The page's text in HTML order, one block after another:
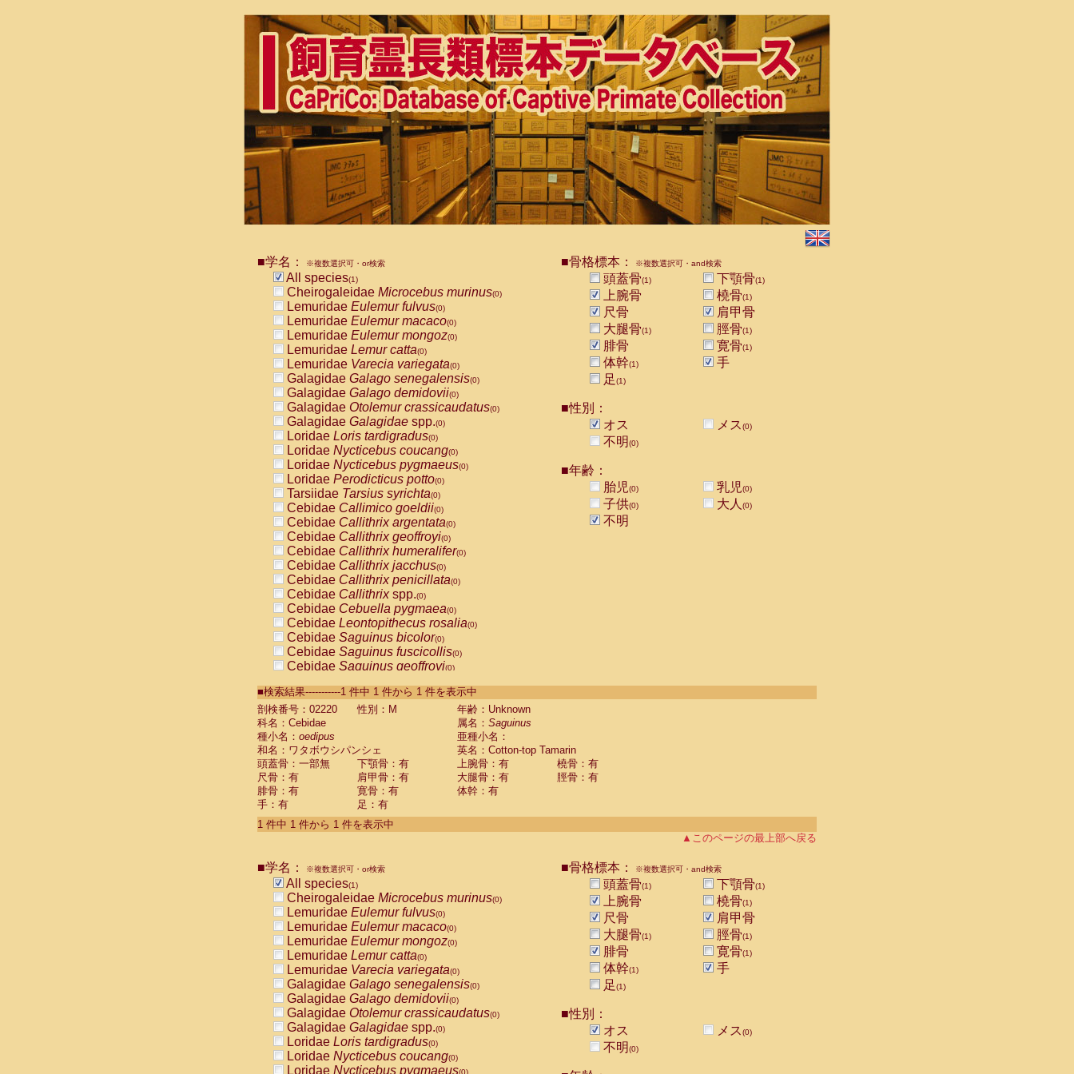
■学名： ※複数選択可・or検索
All species(1)
Cheirogaleidae Microcebus murinus(0)
Lemuridae Eulemur fulvus(0)
Lemuridae Eulemur macaco(0)
Lemuridae Eulemur mongoz(0)
Lemuridae Lemur catta(0)
Lemuridae Varecia variegata(0)
Galagidae Galago senegalensis(0)
Galagidae Galago demidovii(0)
Galagidae Otolemur crassicaudatus(0)
Galagidae Galagidae spp.(0)
Loridae Loris tardigradus(0)
Loridae Nycticebus coucang(0)
Loridae Nycticebus pygmaeus(0)
Loridae Perodicticus potto(0)
Tarsiidae Tarsius syrichta(0)
Cebidae Callimico goeldii(0)
Cebidae Callithrix argentata(0)
Cebidae Callithrix geoffroyi(0)
Cebidae Callithrix humeralifer(0)
Cebidae Callithrix jacchus(0)
Cebidae Callithrix penicillata(0)
Cebidae Callithrixspp.(0)
Cebidae Cebuella pygmaea(0)
Cebidae Leontopithecus rosalia(0)
Cebidae Saguinus bicolor(0)
Cebidae Saguinus fuscicollis(0)
Cebidae Saguinus geoffroyi(0)
CebidaeSaguinus labiatus(0)
Cebidae Saguinus leucopus (0)
Cebidae
Cebidae
CebidaeSaguinus nigricollis (0)
Cebidae Saguinus oedipus
Cebidae Saguinus weddelli
Cebidae Saguinusspp.
Cebidae Aotus trivirgatus
Cebidae Cebus albifrons
CebidaeCebus nigrivittatus
CebidaeCebus
CebidaeSaimiri boliviensis(0)
CebidaeSaimiri sciureus(0)
AtelidaeAlouatta caraya(0)
AtelidaeAlouatta fusca(0)
AtelidaeAlouatta seniculus
AtelidaeAlouattaspp.(0)
AtelidaeAteles belzebuth(0)
AtelidaeAteles geoffroyi(0)
AtelidaeAteles paniscus(0)
AtelidaeAtelesspp.(0)
Atelidae Lagothrix lagothricha
AtelidaeLagothrix lagothricha cana
PitheciidaeCacajao calvus rubicundus
■骨格標本： ※複数選択可・and検索
頭蓋骨(1) 下顎骨(1)
上腕骨 橈骨(1)
尺骨
肩甲骨
大腿骨(1) 脛骨(1)
腓骨 寛骨(1)
体幹(1)
手
足(1)
■性別：
オス
メス(0)
不明(0)
■年齢：
胎児(0) 乳児(0)
子供(0) 大人 (0)
不明
■検索結果-----------1 件中 1 件から 1 件を表示中
剖検番号：02220
性別：M
年齢：Unknown
科名：Cebidae
属名： Saguinus
種小名： oedipus
亜種小名：
和名：ワタボウシパンシェ
英名：Cotton-top Tamarin
頭蓋骨：一部無
下顎骨：有 上腕骨：有
橈骨：有
尺骨：有
肩甲骨：有 大腿骨：有
脛骨：有
腓骨：有
寛骨：有
体幹：有
手：有
足：有
1 件中 1 件から 1 件を表示中
▲このページの最上部へ戻る
■学名： ※複数選択可・or検索
All species(1)
Cheirogaleidae Microcebus murinus(0)
Lemuridae Eulemur fulvus(0)
Lemuridae Eulemur macaco(0)
Lemuridae Eulemur mongoz(0)
Lemuridae Lemur catta(0)
Lemuridae Varecia variegata(0)
Galagidae Galago senegalensis(0)
Galagidae Galago demidovii(0)
Galagidae Otolemur crassicaudatus(0)
Galagidae Galagidae spp.(0)
Loridae Loris tardigradus(0)
Loridae Nycticebus coucang(0)
Loridae Nycticebus pygmaeus(0)
■骨格標本： ※複数選択可・and検索
頭蓋骨(1) 下顎骨(1)
上腕骨 橈骨(1)
尺骨
肩甲骨
大腿骨(1) 脛骨(1)
腓骨 寛骨(1)
体幹(1)
手
足(1)
■性別：
オス
メス(0)
不明(0)